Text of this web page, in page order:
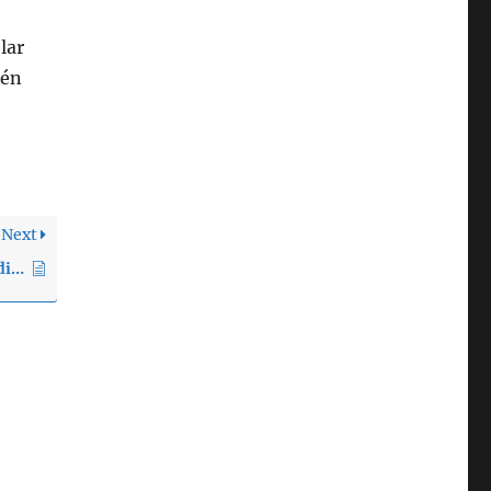
Next
Quiero usar un dispositivo Android, ¿qué versión de la aplicación debo obtener?